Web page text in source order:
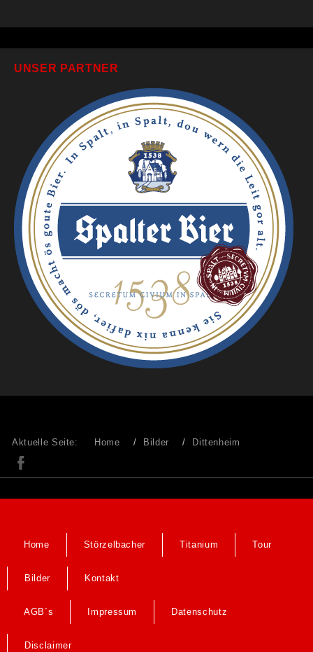
UNSER PARTNER
Aktuelle Seite: Home Bilder Dittenheim
Home Störzelbacher Titanium Tour
Bilder Kontakt
AGB´s Impressum Datenschutz
Disclaimer